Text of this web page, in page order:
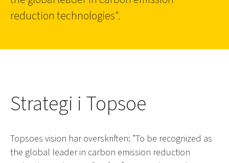
reduction technologies".
Strategi i Topsoe
Topsoes vision har overskriften: ”To be recognized as
the global leader in carbon emission reduction